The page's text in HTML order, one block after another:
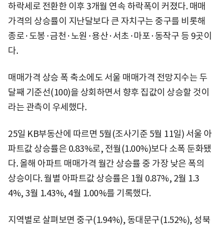
하락세로 전환한 이후 3개월 연속 하락폭이 커졌다. 매매
가격의 상승​률이 지난달보다 큰 자치구는 중구를 비롯해
종로·도봉·금천·노원·용산·서초·마포·동작구 등 9곳이
다.
매매가격 상승 폭 축소에도 서울 매매가격 전망지수는 두
달째 기준선(100)을 상회하면서 향후 집값이 상승할 것이
라는 관측이 우세했다.
25일 KB부동산에 따르면 5월(조사기준 5월 11일) 서울 아
파트값 상승률은 0.83%로, 전월(1.00%)보다 소폭 둔화됐
다. 올해 아파트 매매가격 월간 상승률 중 가장 낮은 폭의
상승이다. 월별 아파트값 상승률은 1월 0.87%, 2월 1.3
4%, 3월 1.43%, 4월 1.00%를 기록했다.
지역별로 살펴보면 중구(1.94%), 동대문구(1.52%), 성북